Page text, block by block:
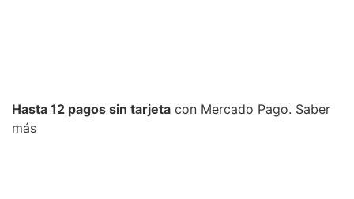
Hasta 12 pagos sin tarjeta con Mercado Pago. Saber
más